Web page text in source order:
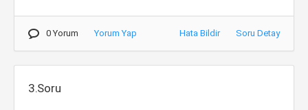
0 Yorum Yorum Yap Hata Bildir Soru Detay
3.Soru